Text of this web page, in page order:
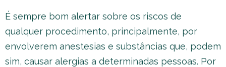
É sempre bom alertar sobre os riscos de
qualquer procedimento, principalmente, por
envolverem anestesias e substâncias que, podem
sim, causar alergias a determinadas pessoas. Por